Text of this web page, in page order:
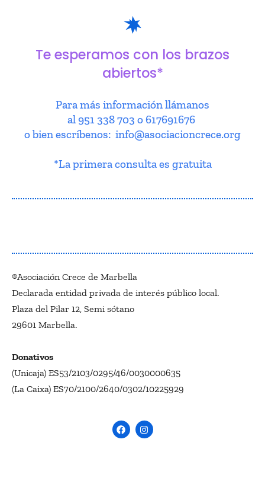
Te esperamos con los brazos
abiertos*
Para más información llámanos
al 951 338 703 o 617691676
o bien escríbenos: info@asociacioncrece.org
*La primera consulta es gratuita
®Asociación Crece de Marbella
Declarada entidad privada de interés público local.
Plaza del Pilar 12, Semi sótano
29601 Marbella.
Donativos
(Unicaja) ES53/2103/0295/46/0030000635
(La Caixa) ES70/2100/2640/0302/10225929